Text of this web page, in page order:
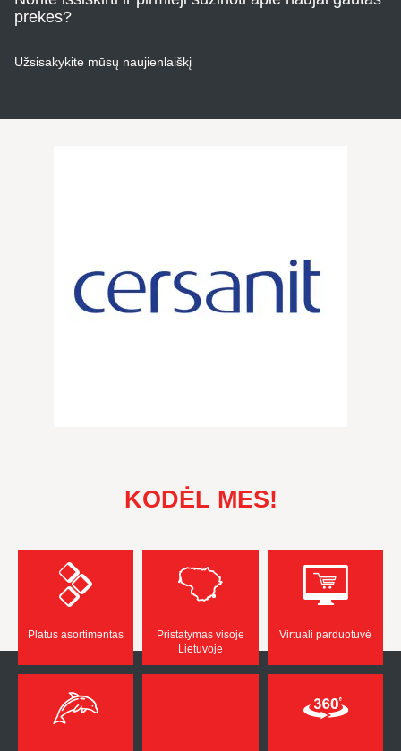
prekes?
Užsisakykite mūsų naujienlaiškį
KODĖL MES!
Platus asortimentas
Pristatymas visoje
Lietuvoje
Virtuali parduotuvė